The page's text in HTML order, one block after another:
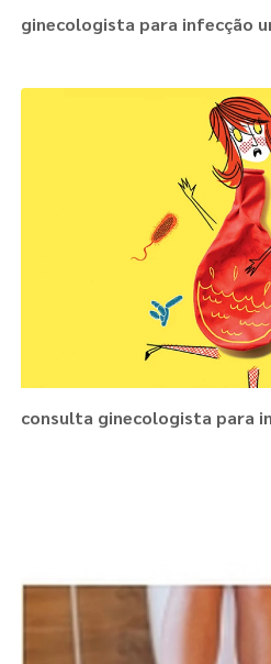
ginecologista para infecção
consulta ginecologista para